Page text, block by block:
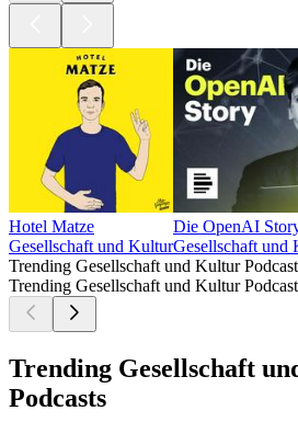
Hotel Matze
Gesellschaft und Kultur
Die OpenAI
Gesellschaft und
Trending Gesellschaft und Kultur
Trending Gesellschaft und Kultur
Trending Gesellschaft
Podcasts